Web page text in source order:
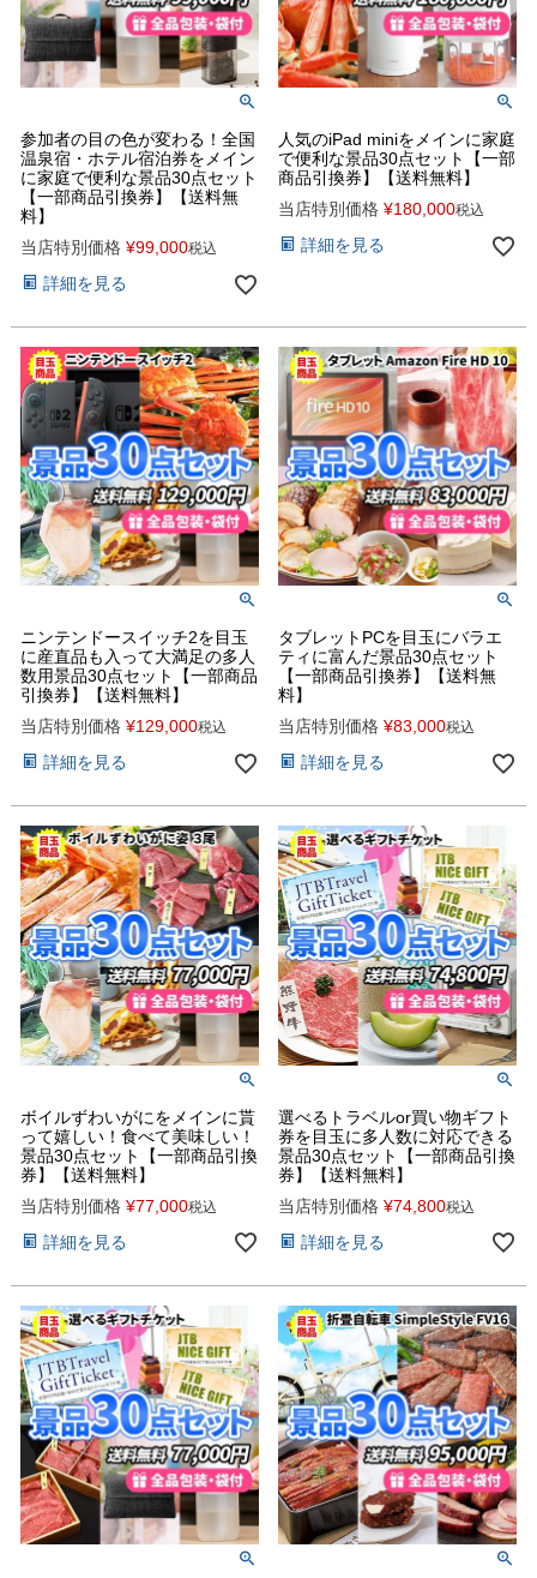
参加者の目の色が変わる！全国
温泉宿・ホテル宿泊券をメイン
に家庭で便利な景品30点セット
【一部商品引換券】【送料無
料】
当店特別価格 ¥99,000税込
詳細を見る
人気のiPad miniをメインに家庭
で便利な景品30点セット【一部
商品引換券】【送料無料】
当店特別価格 ¥180,000税込
詳細を見る
ニンテンドースイッチ2を目玉
に産直品も入って大満足の多人
数用景品30点セット【一部商品
引換券】【送料無料】
当店特別価格 ¥129,000税込
詳細を見る
タブレットPCを目玉にバラエ
ティに富んだ景品30点セット
【一部商品引換券】【送料無
料】
当店特別価格 ¥83,000税込
詳細を見る
ボイルずわいがにをメインに貰
って嬉しい！食べて美味しい！
景品30点セット【一部商品引換
券】【送料無料】
当店特別価格 ¥77,000税込
詳細を見る
選べるトラベルor買い物ギフト
券を目玉に多人数に対応できる
景品30点セット【一部商品引換
券】【送料無料】
当店特別価格 ¥74,800税込
詳細を見る